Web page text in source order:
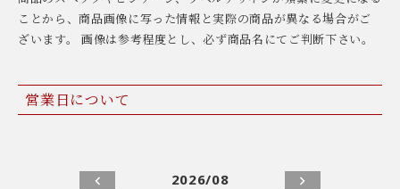
ことから、商品画像に写った情報と実際の商品が異なる場合がご
ざいます。 画像は参考程度とし、必ず商品名にてご判断下さい。
営業日について
2026/08